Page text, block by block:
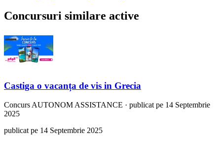
Concursuri similare active
Castiga o vacanța de vis in Grecia
Concurs AUTONOM ASSISTANCE · publicat pe 14 Septembrie
2025
publicat pe 14 Septembrie 2025